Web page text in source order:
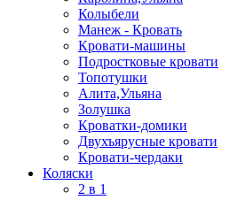
Колыбели
Манеж - Кровать
Кровати-машины
Подростковые кровати
Топотушки
Алита,Ульяна
Золушка
Кроватки-домики
Двухъярусные кровати
Кровати-чердаки
Коляски
2 в 1